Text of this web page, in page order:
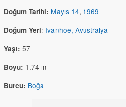
Doğum Tarihi: Mayıs 14, 1969
Doğum Yeri: Ivanhoe, Avustralya
Yaşı: 57
Boyu: 1.74 m
Burcu: Boğa